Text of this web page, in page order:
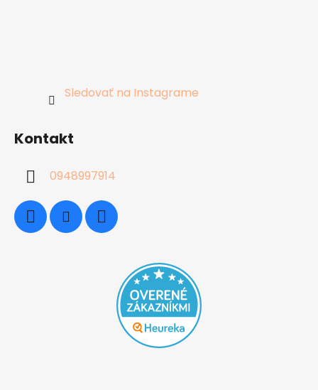
Sledovať na Instagrame
Kontakt
0948997914